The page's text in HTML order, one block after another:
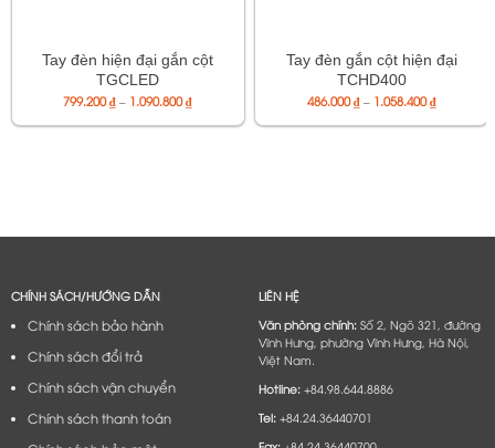
Tay đèn hiện đại gắn cột
TGCLED
799.200₫ – 1.090.800₫Khoảng
giá:
từ
Tay đèn gắn cột hiện đại
TCHD400
486.000₫ – 1.058.400₫Khoảng
giá:
từ
CHÍNH SÁCH/HƯỚNG DẪN
Chính sách bảo hành
Chính sách đổi trả
Chính sách vận chuyển
Chính sách thanh toán
LIÊN HỆ
Văn phòng chính:Số 2, Ngõ 321, đường
Vĩnh Hưng, phường Vĩnh Hưng, Hà Nội,
Việt Nam.
Hotline:+84.98.644.8886
Tel:+84.24.36440701